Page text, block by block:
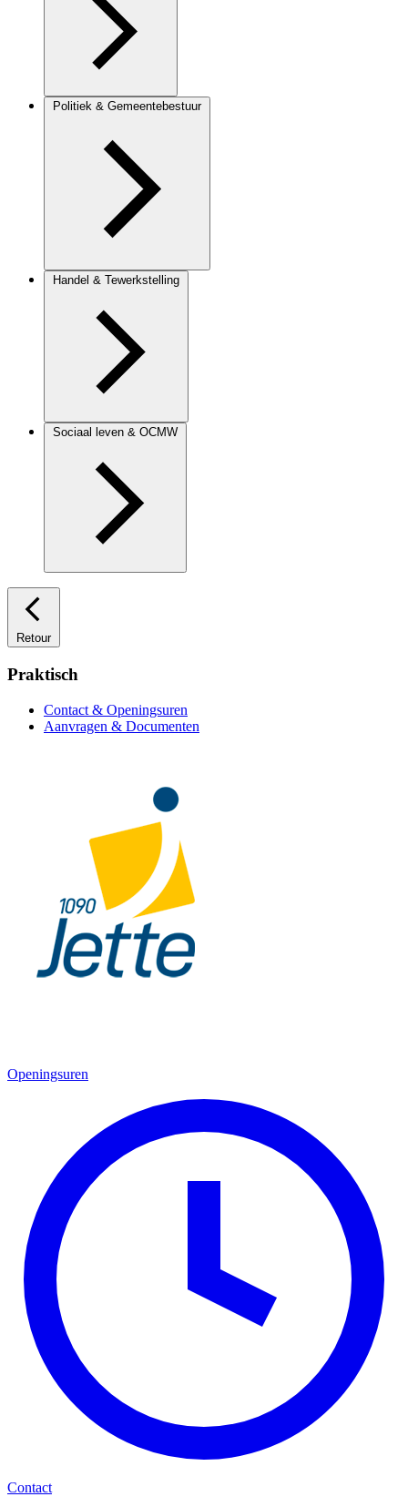
Politiek & Gemeentebestuur
Handel & Tewerkstelling
Sociaal leven & OCMW
Retour
Praktisch
Contact & Openingsuren
Aanvragen & Documenten
Openingsuren
Contact